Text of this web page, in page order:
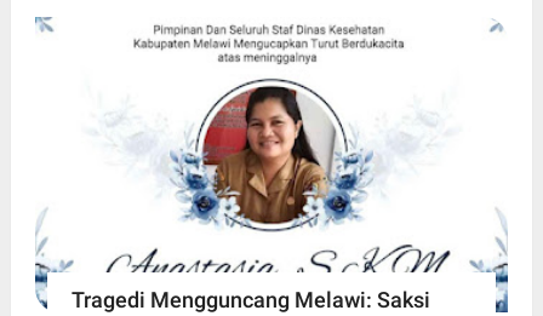
Tragedi Mengguncang Melawi: Saksi